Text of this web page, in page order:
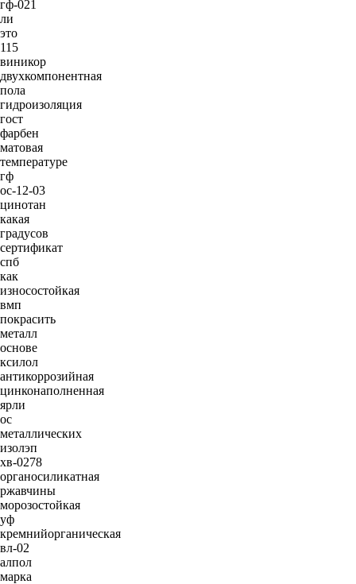
гф-021
ли
это
115
виникор
двухкомпонентная
пола
гидроизоляция
гост
фарбен
матовая
температуре
гф
ос-12-03
цинотан
какая
градусов
сертификат
спб
как
износостойкая
вмп
покрасить
металл
основе
ксилол
антикоррозийная
цинконаполненная
ярли
ос
металлических
изолэп
хв-0278
органосиликатная
ржавчины
морозостойкая
уф
кремнийорганическая
вл-02
алпол
марка